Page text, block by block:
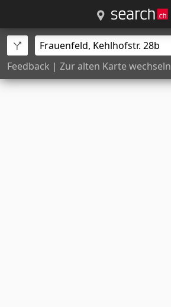
Feedback | Zur alten Karte wechseln